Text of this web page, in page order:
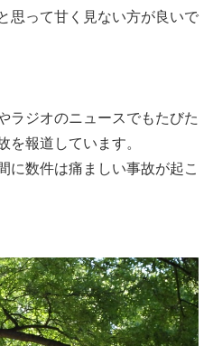
思って甘く見ない方が良いで
ラジオのニュースでもたびた
を報道しています。
に数件は痛ましい事故が起こ